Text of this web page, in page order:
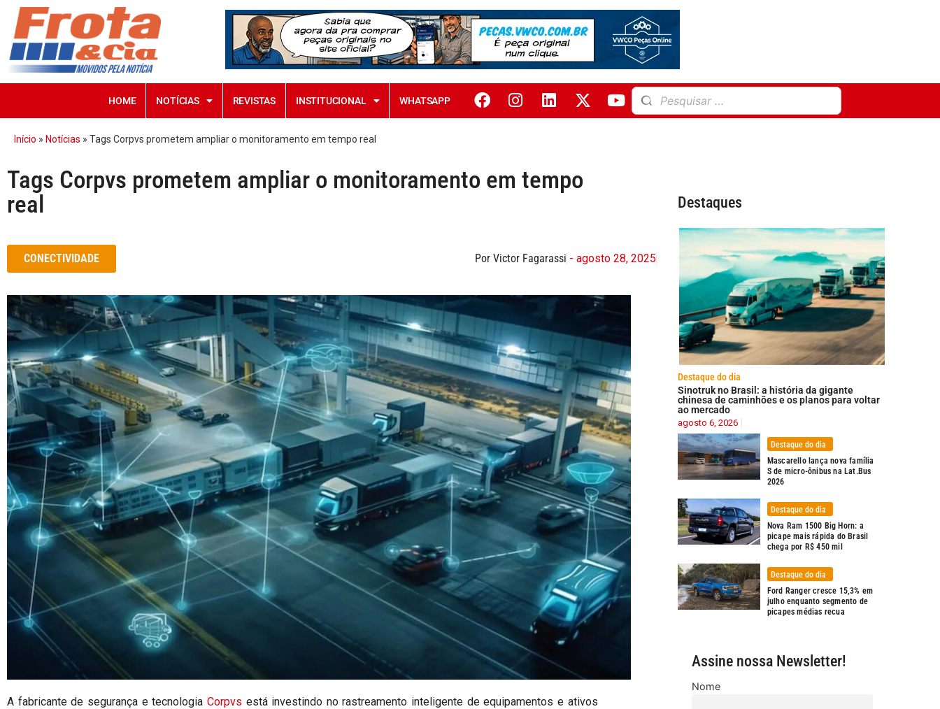
HOME NOTÍCIAS REVISTAS INSTITUCIONAL WHATSAPP
Início » Notícias » Tags Corpvs prometem ampliar o monitoramento em tempo real
Tags Corpvs prometem ampliar o monitoramento em tempo
real
CONECTIVIDADE Por Victor Fagarassi - agosto 28, 2025
A fabricante de segurança e tecnologia Corpvs está investindo no rastreamento inteligente de equipamentos e ativos
Destaques
Destaque do dia
Sinotruk no Brasil: a história da gigante
chinesa de caminhões e os planos para voltar
ao mercado
agosto 6, 2026
Destaque do dia
Mascarello lança nova família
S de micro-ônibus na Lat.Bus
2026
Destaque do dia
Nova Ram 1500 Big Horn: a
picape mais rápida do Brasil
chega por R$ 450 mil
Destaque do dia
Ford Ranger cresce 15,3% em
julho enquanto segmento de
picapes médias recua
Assine nossa Newsletter!
Nome